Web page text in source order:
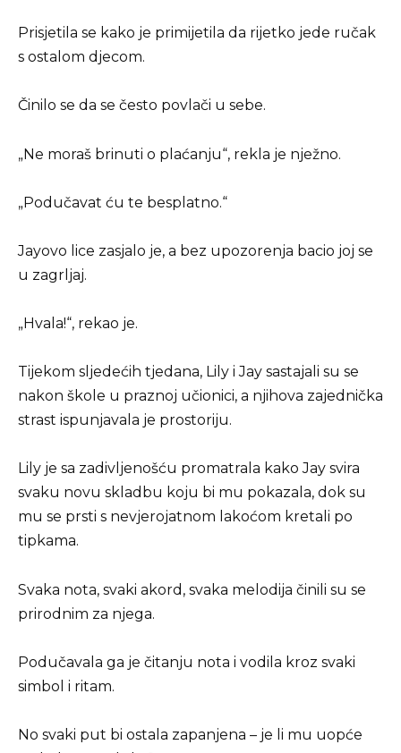
Prisjetila se kako je primijetila da rijetko jede ručak
s ostalom djecom.
Činilo se da se često povlači u sebe.
„Ne moraš brinuti o plaćanju“, rekla je nježno.
„Podučavat ću te besplatno.“
Jayovo lice zasjalo je, a bez upozorenja bacio joj se
u zagrljaj.
„Hvala!“, rekao je.
Tijekom sljedećih tjedana, Lily i Jay sastajali su se
nakon škole u praznoj učionici, a njihova zajednička
strast ispunjavala je prostoriju.
Lily je sa zadivljenošću promatrala kako Jay svira
svaku novu skladbu koju bi mu pokazala, dok su
mu se prsti s nevjerojatnom lakoćom kretali po
tipkama.
Svaka nota, svaki akord, svaka melodija činili su se
prirodnim za njega.
Podučavala ga je čitanju nota i vodila kroz svaki
simbol i ritam.
No svaki put bi ostala zapanjena – je li mu uopće